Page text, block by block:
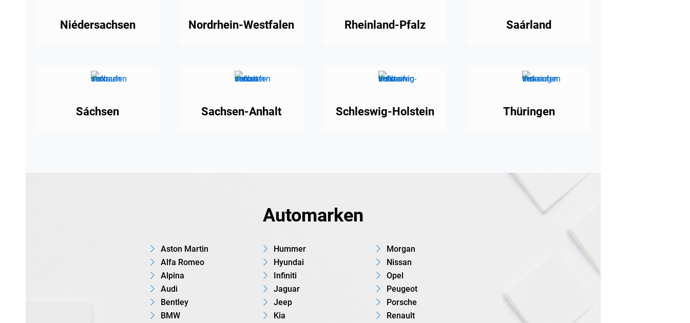
Niédersachsen Nordrhein-Westfalen Rheinland-Pfalz Saárland
Sáchsen Sachsen-Anhalt Schleswig-Holstein Thüringen
Automarken
Aston Martin
Alfa Romeo
Alpina
Audi
Bentley
BMW
Hummer
Hyundai
Infiniti
Jaguar
Jeep
Kia
Morgan
Nissan
Opel
Peugeot
Porsche
Renault